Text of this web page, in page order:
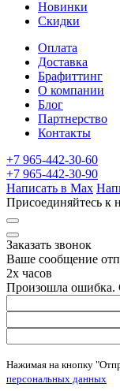
Новинки
Скидки
Оплата
Доставка
Брафиттинг
О компании
Блог
Партнерство
Контакты
+7 965-442-30-60
+7 965-442-30-90
Написать в Max
Присоединяйтесь к
Заказать звонок
Ваше сообщение
2х часов
Произошла ошибка.
Нажимая на кнопку
персональных данных